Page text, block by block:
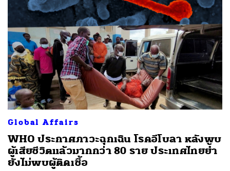
Global Affairs
WHO ประกาศภาวะฉุกเฉิน โรคอีโบลา หลังพบ
ผู้เสียชีวิตแล้วมากกว่า 80 ราย ประเทศไทยย้ำ
ยังไม่พบผู้ติดเชื้อ